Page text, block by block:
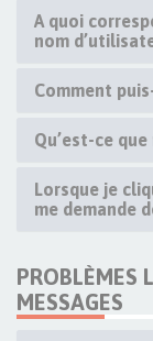
A quoi
nom
Comment
Qu’est-ce
Lorsque je
me demande
PROBLÈMES
MESSAGES